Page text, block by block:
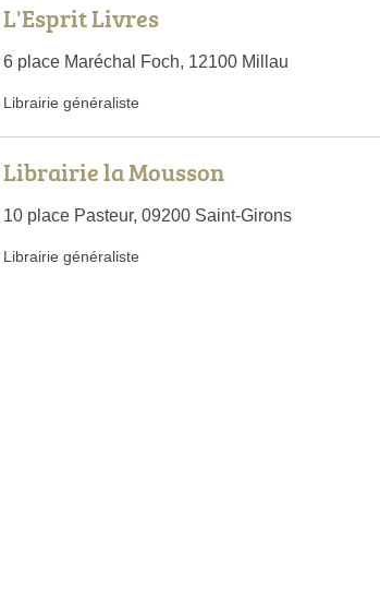
L'Esprit Livres
6 place Maréchal Foch, 12100 Millau
Librairie généraliste
Librairie la Mousson
10 place Pasteur, 09200 Saint-Girons
Librairie généraliste